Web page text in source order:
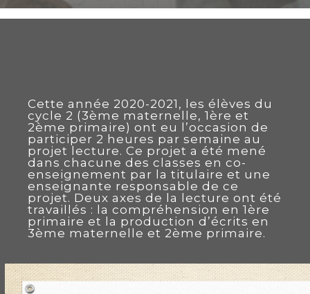
Cette année 2020-2021, les élèves du
cycle 2 (3ème maternelle, 1ère et
2ème primaire) ont eu l’occasion de
participer 2 heures par semaine au
projet lecture. Ce projet a été mené
dans chacune des classes en co-
enseignement par la titulaire et une
enseignante responsable de ce
projet. Deux axes de la lecture ont été
travaillés : la compréhension en 1ère
primaire et la production d’écrits en
3ème maternelle et 2ème primaire.